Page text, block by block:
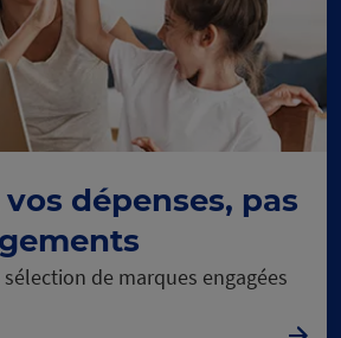
dépenses, pas
de marques engagées